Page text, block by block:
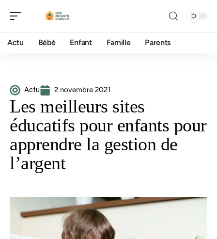
Actu Bébé Enfant Famille Parents
Actu 2 novembre 2021
Les meilleurs sites
éducatifs pour enfants pour
apprendre la gestion de
l’argent